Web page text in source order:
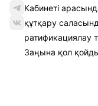
Кабинеті
құтқару
ратификациялау
Заңына қол